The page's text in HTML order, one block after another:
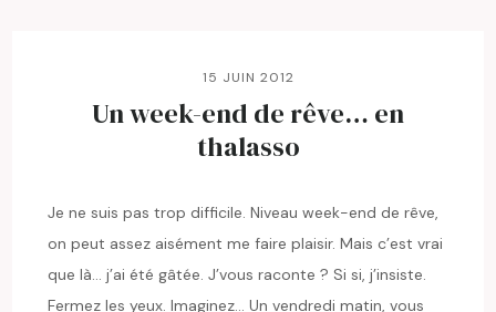
15 JUIN 2012
Un week-end de rêve… en
thalasso
Je ne suis pas trop difficile. Niveau week-end de rêve,
on peut assez aisément me faire plaisir. Mais c’est vrai
que là… j’ai été gâtée. J’vous raconte ? Si si, j’insiste.
Fermez les yeux. Imaginez… Un vendredi matin, vous